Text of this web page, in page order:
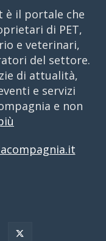
è il portale che
di PET,
e veterinari,
del settore.
di attualità,
e servizi
e non